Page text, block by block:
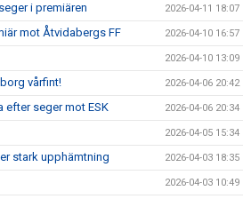
i premiären 2026-04-11 18:07
mot Åtvidabergs FF 2026-04-10 16:57
2026-04-10 13:09
vårfint! 2026-04-06 20:42
efter seger mot ESK 2026-04-06 20:34
2026-04-05 15:34
stark upphämtning 2026-04-03 18:35
2026-04-03 10:49